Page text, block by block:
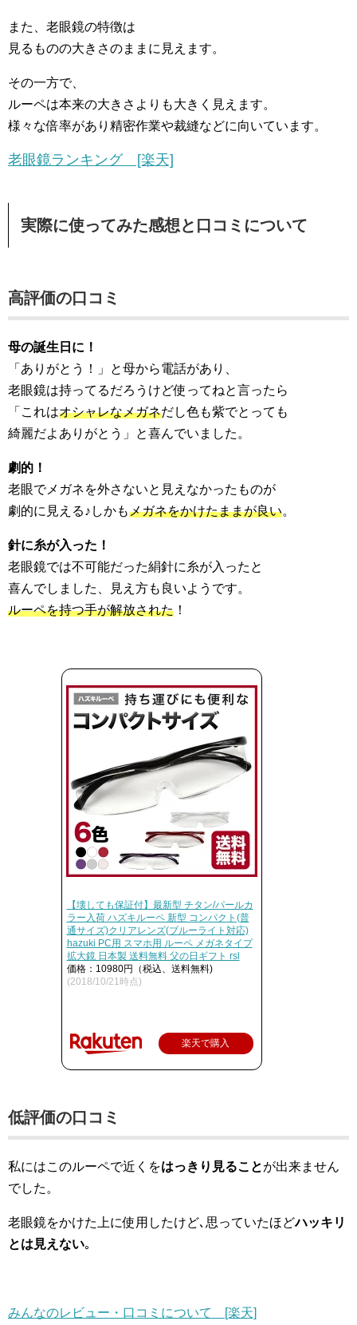
また、老眼鏡の特徴は
見るものの大きさのままに見えます。
その一方で、
ルーペは本来の大きさよりも大きく見えます。
様々な倍率があり精密作業や裁縫などに向いています。
老眼鏡ランキング [楽天]
実際に使ってみた感想と口コミについて
高評価の口コミ
母の誕生日に！
「ありがとう！」と母から電話があり、
老眼鏡は持ってるだろうけど使ってねと言ったら
「これはオシャレなメガネだし色も紫でとっても
綺麗だよありがとう」と喜んでいました。
劇的！
老眼でメガネを外さないと見えなかったものが
劇的に見える♪しかもメガネをかけたままが良い。
針に糸が入った！
老眼鏡では不可能だった絹針に糸が入ったと
喜んでしました、見え方も良いようです。
ルーペを持つ手が解放された ！
【壊しても保証付】最新型 チタン/パールカ
ラー入荷 ハズキルーペ 新型 コンパクト(普
通サイズ)クリアレンズ(ブルーライト対応)
hazuki PC用 スマホ用 ルーペ メガネタイプ
拡大鏡 日本製 送料無料 父の日ギフト rsl
価格：10980円（税込、送料無料)
(2018/10/21時点)
楽天で購入
低評価の口コミ
私にはこのルーペで近くをはっきり見ることが出来ません
でした。
老眼鏡をかけた上に使用したけど､思っていたほどハッキリ
とは見えない｡
みんなのレビュー・口コミについて [楽天]